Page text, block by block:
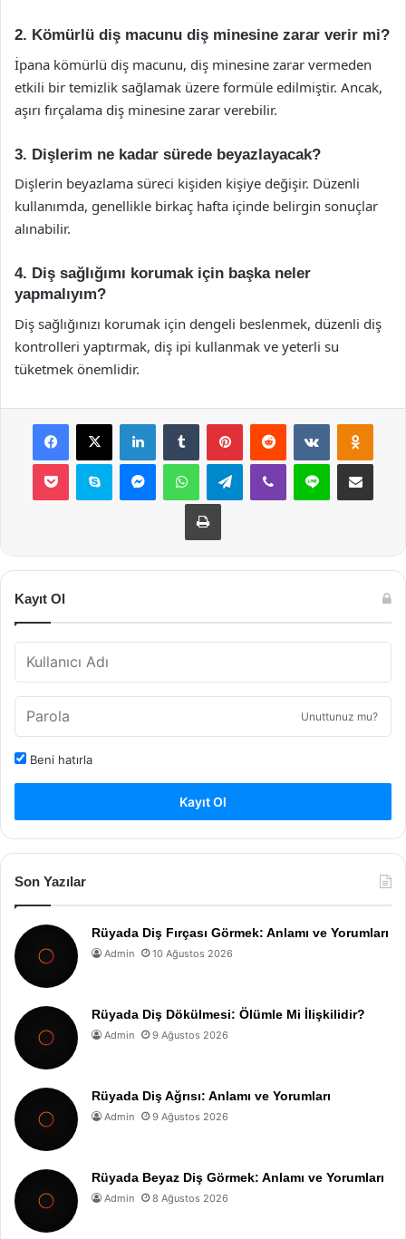
2. Kömürlü diş macunu diş minesine zarar verir mi?
İpana kömürlü diş macunu, diş minesine zarar vermeden
etkili bir temizlik sağlamak üzere formüle edilmiştir. Ancak,
aşırı fırçalama diş minesine zarar verebilir.
3. Dişlerim ne kadar sürede beyazlayacak?
Dişlerin beyazlama süreci kişiden kişiye değişir. Düzenli
kullanımda, genellikle birkaç hafta içinde belirgin sonuçlar
alınabilir.
4. Diş sağlığımı korumak için başka neler
yapmalıyım?
Diş sağlığınızı korumak için dengeli beslenmek, düzenli diş
kontrolleri yaptırmak, diş ipi kullanmak ve yeterli su
tüketmek önemlidir.
Facebook
X LinkedInTumblr PinterestReddit VKontakte
Pocket Skype MessengerWhatsAppTelegramViber Line E-Posta ile
Yazdır
Kayıt Ol
Unuttunuz mu?
Beni hatırla
Kayıt Ol
Son Yazılar
Rüyada Diş Fırçası Görmek: Anlamı ve Yorumları
Admin 10 Ağustos 2026
Rüyada Diş Dökülmesi: Ölümle Mi İlişkilidir?
Admin 9 Ağustos 2026
Rüyada Diş Ağrısı: Anlamı ve Yorumları
Admin 9 Ağustos 2026
Rüyada Beyaz Diş Görmek: Anlamı ve Yorumları
Admin 8 Ağustos 2026